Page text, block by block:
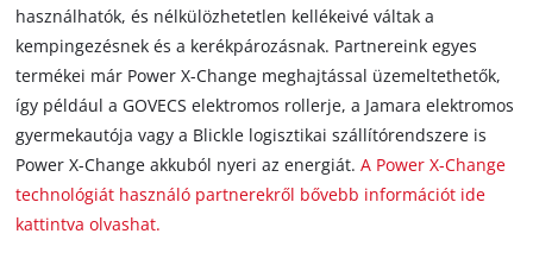
használhatók, és nélkülözhetetlen kellékeivé váltak a
kempingezésnek és a kerékpározásnak. Partnereink egyes
termékei már Power X-Change meghajtással üzemeltethetők,
így például a GOVECS elektromos rollerje, a Jamara elektromos
gyermekautója vagy a Blickle logisztikai szállítórendszere is
Power X-Change akkuból nyeri az energiát.A Power X-Change
technológiát használó partnerekről bővebb információt ide
kattintva olvashat.